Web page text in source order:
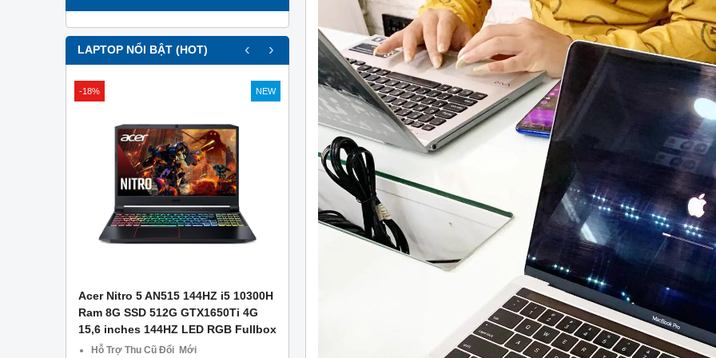
LAPTOP NỔI BẬT (HOT)
-18% NEW
Acer Nitro 5 AN515 144HZ i5 10300H
Ram 8G SSD 512G GTX1650Ti 4G
15,6 inches 144HZ LED RGB Fullbox
Hỗ Trợ Thu Cũ Đổi Mới
HOT
Miễn phí vận chuyển nội thành Đà Nẵng
-36%
Asus VivoBook X415EA-EB638T
Core i3 1115G4/ Ram 4GB/
SSD512GB/ Màn Hình 14 FHD/Win10
Hỗ Trợ Thu Cũ Đổi Mới
‹ ›